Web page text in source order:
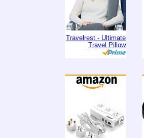
Travelrest - Ultimate
Travel Pillow